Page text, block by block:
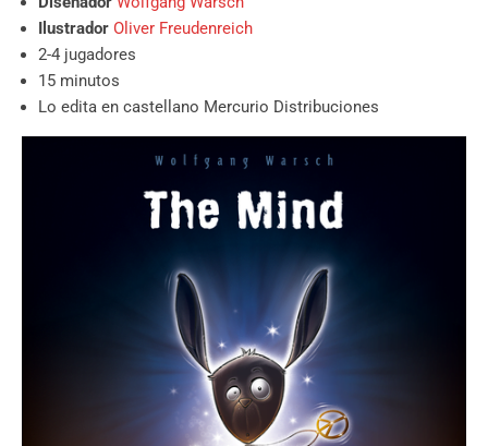
Ilustrador Oliver Freudenreich
2-4 jugadores
15 minutos
Lo edita en castellano Mercurio Distribuciones